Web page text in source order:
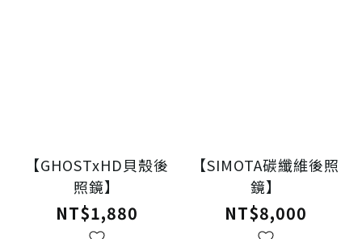
【GHOSTxHD貝殼後
照鏡】
NT$1,880
【SIMOTA碳纖維後照
鏡】
NT$8,000